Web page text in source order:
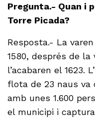
Pregunta.- Quan i
Torre Picada?
Resposta.- La
1580, després de
l’acabaren el 1623.
flota de 23 naus va
amb unes 1.600
el municipi i